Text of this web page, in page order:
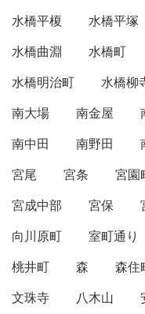
水橋平榎
水橋平塚
水橋曲淵
水橋町
水橋明治町
水橋柳
南大場
南金屋
南中田
南野田
宮尾
宮条 宮園
宮成中部
宮保
向川原町
室町通り
桃井町
森 森住
文珠寺
八木山